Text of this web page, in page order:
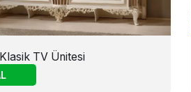
TV Ünitesi